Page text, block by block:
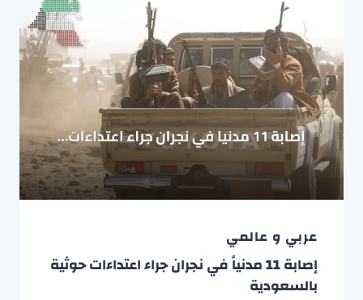
عربي و عالمي
إصابة 11 مدنياً في نجران جراء اعتداءات حوثية
بالسعودية